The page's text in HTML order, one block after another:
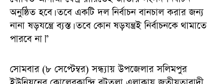
অনুষ্ঠিত হবে। তবে একটি দল নির্বাচন বানচাল করার জন্য
নানা ষড়যন্ত্রে ব্যস্ত। তবে কোন ষড়যন্ত্রই নির্বাচনকে থামাতে
পারবে না।”
সোমবার (৮ সেপ্টেম্বর) সন্ধ্যায় উপজেলার সলিমপুর